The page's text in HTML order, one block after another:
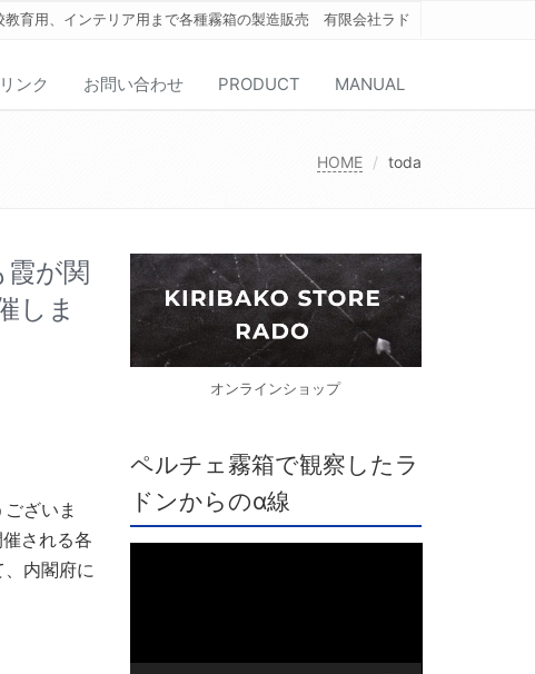
教育用、インテリア用まで各種霧箱の製造販売 有限会社ラド
リンク お問い合わせ PRODUCT MANUAL
HOME toda
が関
しま
ざいま
される各
内閣府に
オンラインショップ
ペルチェ霧箱で観察したラ
ドンからのα線
ー